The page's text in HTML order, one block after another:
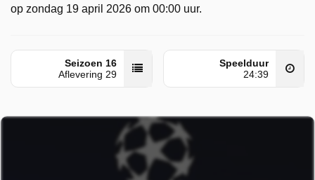
op zondag 19 april 2026 om 00:00 uur.
Seizoen 16
Aflevering 29
Speelduur
24:39